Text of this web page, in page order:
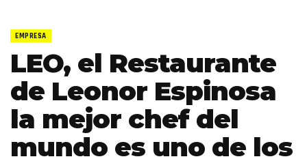
EMPRESA
LEO, el Restaurante
de Leonor Espinosa
la mejor chef del
mundo es uno de los